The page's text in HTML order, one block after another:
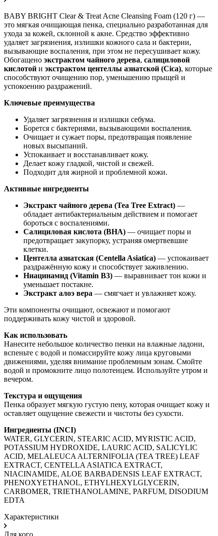
BABY BRIGHT Clear & Treat Acne Cleansing Foam (120 г) —
это мягкая очищающая пенка, специально разработанная для
ухода за кожей, склонной к акне. Средство эффективно
удаляет загрязнения, излишки кожного сала и бактерии,
вызывающие воспаления, при этом не пересушивает кожу.
Обогащено экстрактом чайного дерева, салициловой
кислотой и экстрактом центеллы азиатской (Cica), которые
способствуют очищению пор, уменьшению прыщей и
успокоению раздражений.
Ключевые преимущества
Удаляет загрязнения и излишки себума.
Борется с бактериями, вызывающими воспаления.
Очищает и сужает поры, предотвращая появление
новых высыпаний.
Успокаивает и восстанавливает кожу.
Делает кожу гладкой, чистой и свежей.
Подходит для жирной и проблемной кожи.
Активные ингредиенты
Экстракт чайного дерева (Tea Tree Extract) —
обладает антибактериальным действием и помогает
бороться с воспалениями.
Салициловая кислота (BHA) — очищает поры и
предотвращает закупорку, устраняя омертвевшие
клетки.
Центелла азиатская (Centella Asiatica) — успокаивает
раздражённую кожу и способствует заживлению.
Ниацинамид (Vitamin B3) — выравнивает тон кожи и
уменьшает постакне.
Экстракт алоэ вера — смягчает и увлажняет кожу.
Эти компоненты очищают, освежают и помогают
поддерживать кожу чистой и здоровой.
Как использовать
Нанесите небольшое количество пенки на влажные ладони,
вспеньте с водой и помассируйте кожу лица круговыми
движениями, уделяя внимание проблемным зонам. Смойте
водой и промокните лицо полотенцем. Используйте утром и
вечером.
Текстура и ощущения
Пенка образует мягкую густую пену, которая очищает кожу и
оставляет ощущение свежести и чистоты без сухости.
Ингредиенты (INCI)
WATER, GLYCERIN, STEARIC ACID, MYRISTIC ACID,
POTASSIUM HYDROXIDE, LAURIC ACID, SALICYLIC
ACID, MELALEUCA ALTERNIFOLIA (TEA TREE) LEAF
EXTRACT, CENTELLA ASIATICA EXTRACT,
NIACINAMIDE, ALOE BARBADENSIS LEAF EXTRACT,
PHENOXYETHANOL, ETHYLHEXYLGLYCERIN,
CARBOMER, TRIETHANOLAMINE, PARFUM, DISODIUM
EDTA
Характеристики
Для кого